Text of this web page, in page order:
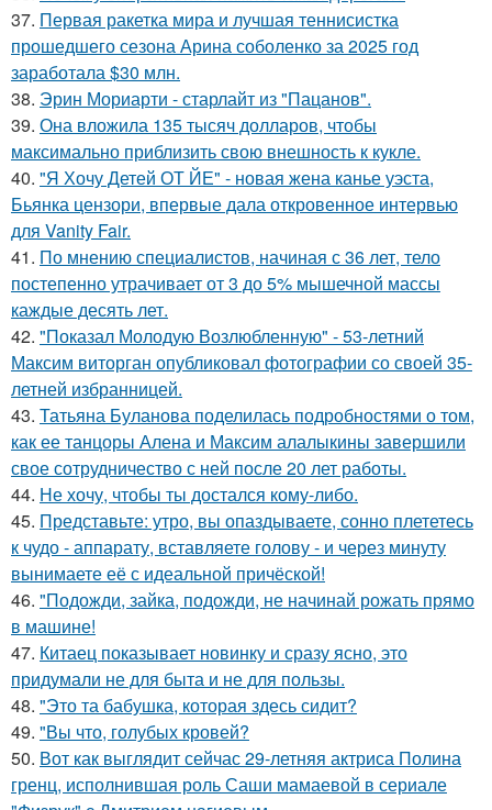
37. Первая ракетка мира и лучшая теннисистка
прошедшего сезона Арина соболенко за 2025 год
заработала $30 млн.
38. Эрин Мориарти - старлайт из "Пацанов".
39. Она вложила 135 тысяч долларов, чтобы
максимально приблизить свою внешность к кукле.
40. "Я Хочу Детей ОТ ЙЕ" - новая жена канье уэста,
Бьянка цензори, впервые дала откровенное интервью
для Vanity Fair.
41. По мнению специалистов, начиная с 36 лет, тело
постепенно утрачивает от 3 до 5% мышечной массы
каждые десять лет.
42. "Показал Молодую Возлюбленную" - 53-летний
Максим виторган опубликовал фотографии со своей 35-
летней избранницей.
43. Татьяна Буланова поделилась подробностями о том,
как ее танцоры Алена и Максим алалыкины завершили
свое сотрудничество с ней после 20 лет работы.
44. Не хочу, чтобы ты достался кому-либо.
45. Представьте: утро, вы опаздываете, сонно плететесь
к чудо - аппарату, вставляете голову - и через минуту
вынимаете её с идеальной причёской!
46. "Подожди, зайка, подожди, не начинай рожать прямо
в машине!
47. Китаец показывает новинку и сразу ясно, это
придумали не для быта и не для пользы.
48. "Это та бабушка, которая здесь сидит?
49. "Вы что, голубых кровей?
50. Вот как выглядит сейчас 29-летняя актриса Полина
гренц, исполнившая роль Саши мамаевой в сериале